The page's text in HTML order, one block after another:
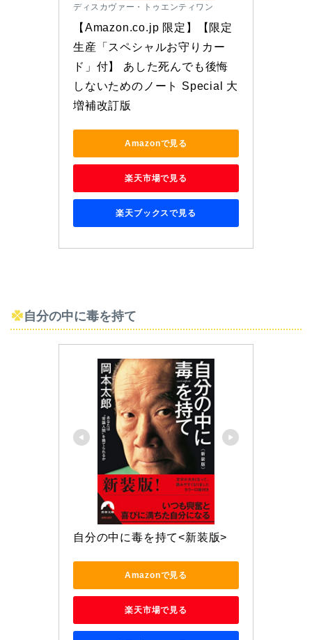
ディスカヴァー・トゥエンティワン
【Amazon.co.jp 限定】【限定
生産「スペシャルお守りカー
ド」付】 あした死んでも後悔
しないためのノート Special 大
増補改訂版
Amazonで見る
楽天市場で見る
楽天ブックスで見る
自分の中に毒を持て
自分の中に毒を持て<新装版>
Amazonで見る
楽天市場で見る